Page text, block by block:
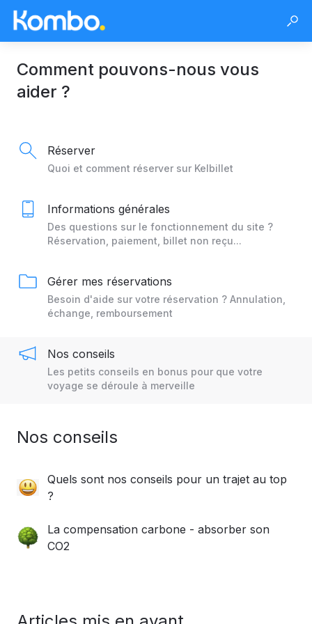
Comment pouvons-nous vous
aider ?
Réserver
Quoi et comment réserver sur Kelbillet
Informations générales
Des questions sur le fonctionnement du site ?
Réservation, paiement, billet non reçu...
Gérer mes réservations
Besoin d'aide sur votre réservation ? Annulation,
échange, remboursement
Nos conseils
Les petits conseils en bonus pour que votre
voyage se déroule à merveille
Nos conseils
Quels sont nos conseils pour un trajet au top
?
La compensation carbone - absorber son
CO2